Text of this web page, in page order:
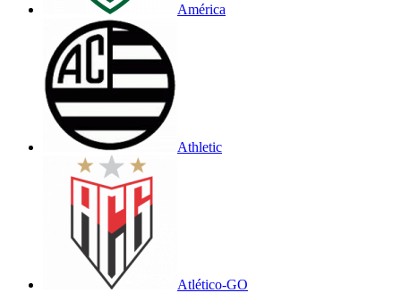
América
Athletic
Atlético-GO